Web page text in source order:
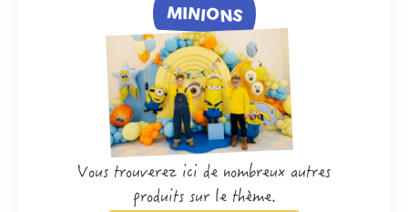
MINIONS
Vous trouverez ici de nombreux autres
produits sur le thème.